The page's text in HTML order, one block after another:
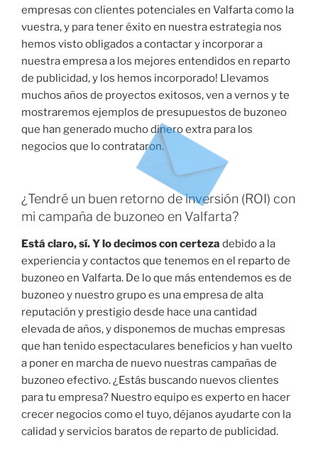
empresas con clientes potenciales en Valfarta como la
vuestra, y para tener éxito en nuestra estrategia nos
hemos visto obligados a contactar y incorporar a
nuestra empresa a los mejores entendidos en reparto
de publicidad, y los hemos incorporado! Llevamos
muchos años de proyectos exitosos, ven a vernos y te
mostraremos ejemplos de presupuestos de buzoneo
que han generado mucho dinero extra para los
negocios que lo contrataron.
¿Tendré un buen retorno de inversión (ROI) con
mi campaña de buzoneo en Valfarta?
Está claro, sí. Y lo decimos con certeza debido a la
experiencia y contactos que tenemos en el reparto de
buzoneo en Valfarta. De lo que más entendemos es de
buzoneo y nuestro grupo es una empresa de alta
reputación y prestigio desde hace una cantidad
elevada de años, y disponemos de muchas empresas
que han tenido espectaculares beneficios y han vuelto
a poner en marcha de nuevo nuestras campañas de
buzoneo efectivo. ¿Estás buscando nuevos clientes
para tu empresa? Nuestro equipo es experto en hacer
crecer negocios como el tuyo, déjanos ayudarte con la
calidad y servicios baratos de reparto de publicidad.